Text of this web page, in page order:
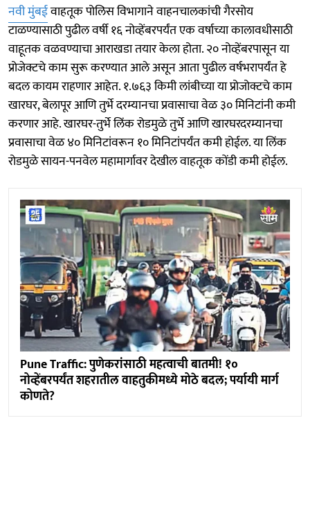
नवी मुंबईवाहतूक पोलिस विभागाने वाहनचालकांची गैरसोय
टाळण्यासाठी पुढील वर्षी १६ नोव्हेंबरपर्यंत एक वर्षाच्या कालावधीसाठी
वाहूतक वळवण्याचा आराखडा तयार केला होता. २० नोव्हेंबरपासून या
प्रोजेक्टचे काम सुरू करण्यात आले असून आता पुढील वर्षभरापर्यंत हे
बदल कायम राहणार आहेत. १.७६३ किमी लांबीच्या या प्रोजोक्टचे काम
खारघर, बेलापूर आणि तुर्भे दरम्यानचा प्रवासाचा वेळ ३० मिनिटांनी कमी
करणार आहे. खारघर-तुर्भे लिंक रोडमुळे तुर्भे आणि खारघरदरम्यानचा
प्रवासाचा वेळ ४० मिनिटांवरून १० मिनिटांपर्यंत कमी होईल. या लिंक
रोडमुळे सायन-पनवेल महामार्गावर देखील वाहतूक कोंडी कमी होईल.
Pune Traffic: पुणेकरांसाठी महत्वाची बातमी! १०
नोव्हेंबरपर्यंत शहरातील वाहतुकीमध्ये मोठे बदल; पर्यायी मार्ग
कोणते?